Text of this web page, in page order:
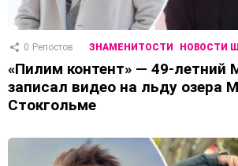
0 Репостов ЗНАМЕНИТОСТИ НОВОСТИ
«Пилим контент» — 49-летний
записал видео на льду озера
Стокгольме